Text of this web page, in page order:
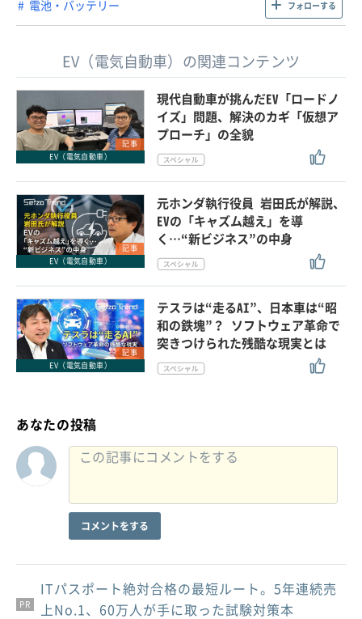
電池・バッテリー フォローする
EV（電気自動車）の関連コンテンツ
記事
EV（電気自動車）
現代自動車が挑んだEV「ロードノ
イズ」問題、解決のカギ「仮想ア
プローチ」の全貌
記事
EV（電気自動車）
元ホンダ執行役員 岩田氏が解説、
EVの「キャズム越え」を導
く…“新ビジネス”の中身
記事
EV（電気自動車）
テスラは“走るAI”、日本車は“昭
和の鉄塊”？ ソフトウェア革命で
突きつけられた残酷な現実とは
あなたの投稿
コメントをする
PR
PR
PR
ITパスポート絶対合格の最短ルート。5年連続売
上No.1、60万人が手に取った試験対策本